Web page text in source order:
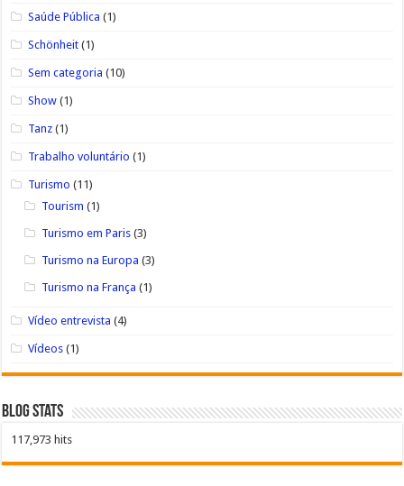
Saúde Pública (1)
Schönheit (1)
Sem categoria (10)
Show (1)
Tanz (1)
Trabalho voluntário (1)
Turismo (11)
Tourism (1)
Turismo em Paris (3)
Turismo na Europa (3)
Turismo na França (1)
Vídeo entrevista (4)
Vídeos (1)
Blog Stats
117,973 hits